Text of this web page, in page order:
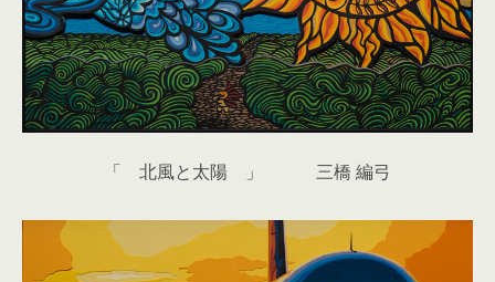
「 北風と太陽 」 三橋 編弓